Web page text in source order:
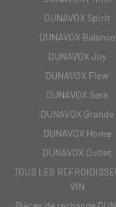
DUNAVOX Spirit
DUNAVOX Balance
DUNAVOX Joy
DUNAVOX Flow
DUNAVOX Sera
DUNAVOX Grande
DUNAVOX Home
DUNAVOX Outlet
TOUS LES
VIN